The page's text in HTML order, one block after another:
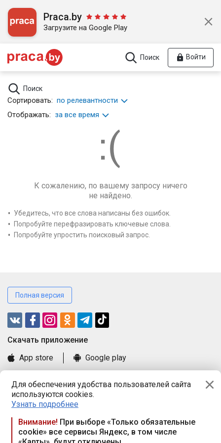
Для обеспечения удобства пользователей сайта
используются cookies.
Узнать подробнее
Внимание! При выборе «Только обязательные
cookie» все сервисы Яндекс, в том числе
Praca.by
Загрузите на Google Play
Поиск Войти
Поиск
Сортировать: по релевантности
Отображать: за все время
К сожалению, по вашему запросу ничего
не найдено.
Убедитесь, что все слова написаны без ошибок.
Попробуйте перефразировать ключевые слова.
Попробуйте упростить поисковый запрос.
Полная версия
Cкачать приложение
App store
Google play
Книга замечаний и предложений
Правила и документы
Praca.by © 2000—2026, ООО «ПРАЦА БАЙ»
Республика Беларусь, 220114, г. Минск, пр-т Независимости
117а, пом. № 9.